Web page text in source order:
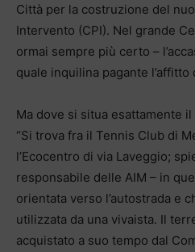
Città per la costruzione del
Intervento (CPI). Nel grande
ormai sempre più certo –
quale inquilina pagante l’affitto
Ma dove si situa esattamente
“Si trova fra il Tennis Club di
l’Ecocentro di via Laveggio;
responsabile delle AIM – in
orientata verso l’autostrada e
utilizzata da una vivaista. Il
acquistato a suo tempo dal